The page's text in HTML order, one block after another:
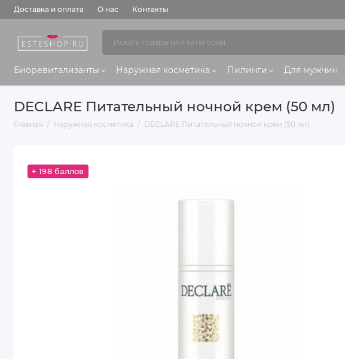
Доставка и оплата О нас Контакты
Биоревитализанты Наружная косметика Пилинги Для мужчин
DECLARE Питательный ночной крем (50 мл)
Главная Наружная косметика DECLARE Питательный ночной крем (50 мл)
+ 198 баллов